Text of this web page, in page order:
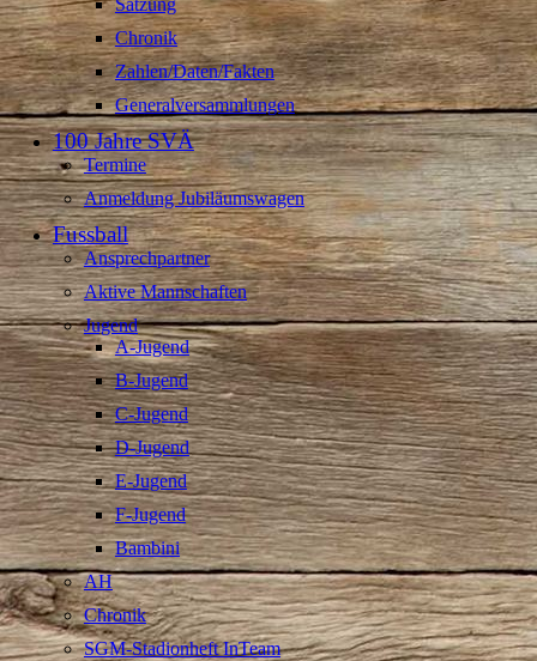
Satzung
Chronik
Zahlen/Daten/Fakten
Generalversammlungen
100 Jahre SVÄ
Termine
Anmeldung Jubiläumswagen
Fussball
Ansprechpartner
Aktive Mannschaften
Jugend
A-Jugend
B-Jugend
C-Jugend
D-Jugend
E-Jugend
F-Jugend
Bambini
AH
Chronik
SGM-Stadionheft InTeam